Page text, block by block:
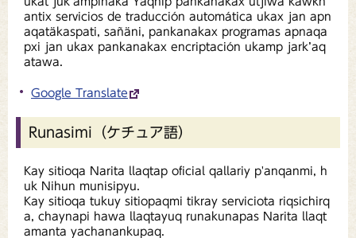
antix servicios de traducción automática ukax jan apn
aqatäkaspati, sañäni, pankanakax programas apnaqa
pxi jan ukax pankanakax encriptación ukamp jark’aq
atawa.
Google Translate
Runasimi（ケチュア語）
Kay sitioqa Narita llaqtap oficial qallariy p'anqanmi, h
uk Nihun munisipyu.
Kay sitioqa tukuy sitiopaqmi tikray serviciota riqsichirq
a, chaynapi hawa llaqtayuq runakunapas Narita llaqt
amanta yachanankupaq.